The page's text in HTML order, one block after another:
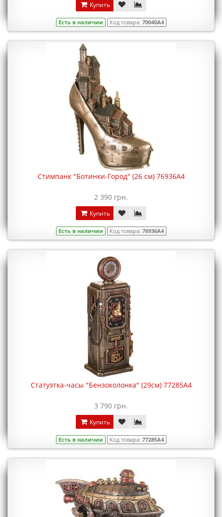
Купить
Есть в наличии Код товара: 70040A4
Стимпанк "Ботинки-Город" (26 см) 76936A4
2 390 грн.
Купить
Есть в наличии Код товара: 76936A4
Статуэтка-часы "Бензоколонка" (29см) 77285A4
3 790 грн.
Купить
Есть в наличии Код товара: 77285A4